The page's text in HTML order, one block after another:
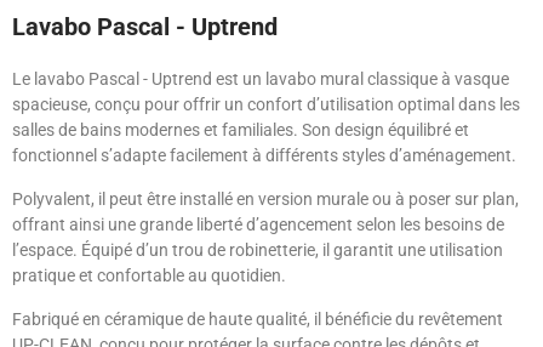
Lavabo Pascal - Uptrend
Le lavabo Pascal - Uptrend est un lavabo mural classique à vasque
spacieuse, conçu pour offrir un confort d’utilisation optimal dans les
salles de bains modernes et familiales. Son design équilibré et
fonctionnel s’adapte facilement à différents styles d’aménagement.
Polyvalent, il peut être installé en version murale ou à poser sur plan,
offrant ainsi une grande liberté d’agencement selon les besoins de
l’espace. Équipé d’un trou de robinetterie, il garantit une utilisation
pratique et confortable au quotidien.
Fabriqué en céramique de haute qualité, il bénéficie du revêtement